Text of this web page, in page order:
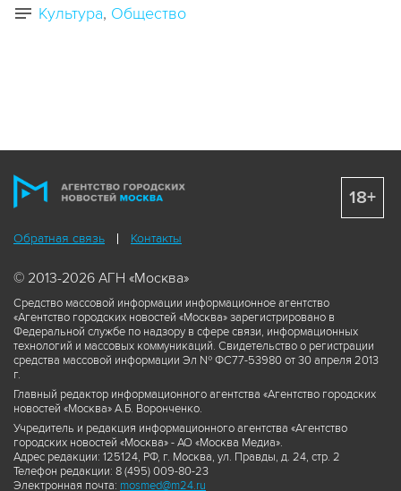
Культура Общество
Обратная связь Контакты
© 2013-2026 АГН «Москва»
Средство массовой информации информационное агентство
«Агентство городских новостей «Москва» зарегистрировано в
Федеральной службе по надзору в сфере связи, информационных
технологий и массовых коммуникаций. Свидетельство о регистрации
средства массовой информации Эл № ФС77-53980 от 30 апреля 2013
г.
Главный редактор информационного агентства «Агентство городских
новостей «Москва» А.Б. Воронченко.
Учредитель и редакция информационного агентства «Агентство
городских новостей «Москва» - АО «Москва Медиа».
Адрес редакции: 125124, РФ, г. Москва, ул. Правды, д. 24, стр. 2
Телефон редакции: 8 (495) 009-80-23
Электронная почта: mosmed@m24.ru
18+